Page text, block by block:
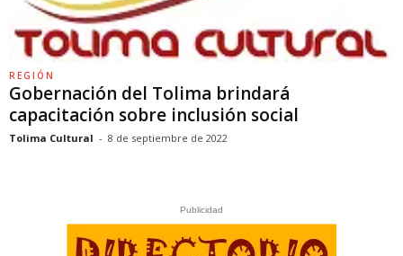
REGIÓN
Gobernación del Tolima brindará
capacitación sobre inclusión social
Tolima Cultural - 8 de septiembre de 2022
Publicidad